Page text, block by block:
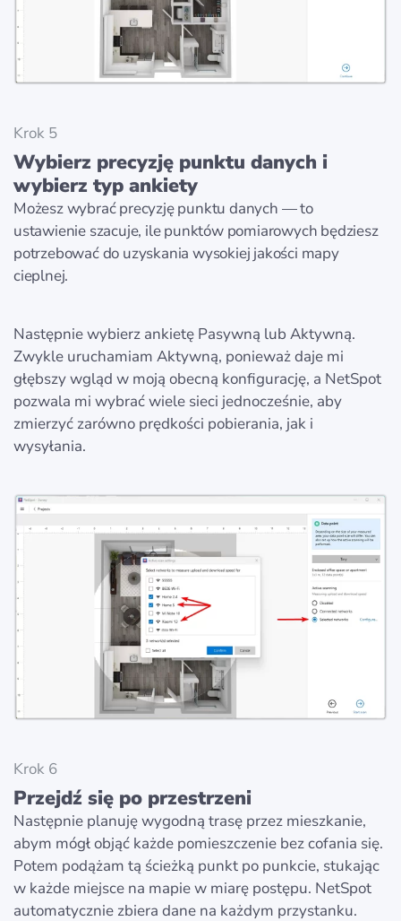
Krok 5
Wybierz precyzję punktu danych i
wybierz typ ankiety
Możesz wybrać precyzję punktu danych — to
ustawienie szacuje, ile punktów pomiarowych będziesz
potrzebować do uzyskania wysokiej jakości mapy
cieplnej.
Następnie wybierz ankietę Pasywną lub Aktywną.
Zwykle uruchamiam Aktywną, ponieważ daje mi
głębszy wgląd w moją obecną konfigurację, a NetSpot
pozwala mi wybrać wiele sieci jednocześnie, aby
zmierzyć zarówno prędkości pobierania, jak i
wysyłania.
Krok 6
Przejdź się po przestrzeni
Następnie planuję wygodną trasę przez mieszkanie,
abym mógł objąć każde pomieszczenie bez cofania się.
Potem podążam tą ścieżką punkt po punkcie, stukając
w każde miejsce na mapie w miarę postępu. NetSpot
automatycznie zbiera dane na każdym przystanku.